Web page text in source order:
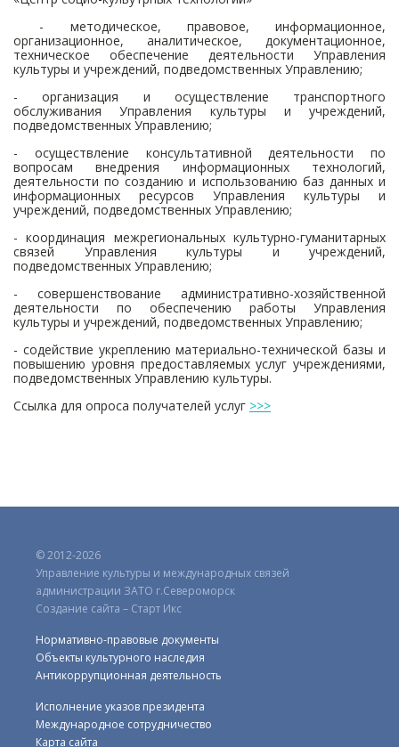
- методическое, правовое, информационное,
организационное, аналитическое, документационное,
техническое обеспечение деятельности Управления
культуры и учреждений, подведомственных Управлению;
- организация и осуществление транспортного
обслуживания Управления культуры и учреждений,
подведомственных Управлению;
- осуществление консультативной деятельности по
вопросам внедрения информационных технологий,
деятельности по созданию и использованию баз данных и
информационных ресурсов Управления культуры и
учреждений, подведомственных Управлению;
- координация межрегиональных культурно-гуманитарных
связей Управления культуры и учреждений,
подведомственных Управлению;
- совершенствование административно-хозяйственной
деятельности по обеспечению работы Управления
культуры и учреждений, подведомственных Управлению;
- содействие укреплению материально-технической базы и
повышению уровня предоставляемых услуг учреждениями,
подведомственных Управлению культуры.
Ссылка для опроса получателей услуг >>>
© 2012-2026
Управление культуры и международных связей
администрации ЗАТО г.Североморск
Создание сайта – Старт Икс
Нормативно-правовые документы
Объекты культурного наследия
Антикоррупционная деятельность
Исполнение указов президента
Международное сотрудничество
Карта сайта